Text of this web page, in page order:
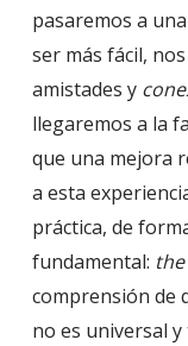
pasaremos a
ser más fácil,
amistades y
llegaremos a la
que una mejora
a esta
práctica, de
fundamental:
comprensión de
no es universal